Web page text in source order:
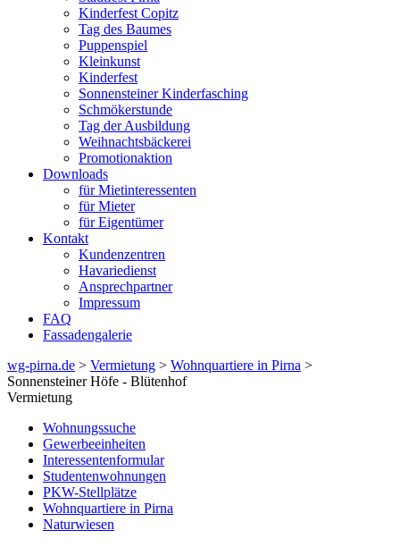
Kinderfest Copitz
Tag des Baumes
Puppenspiel
Kleinkunst
Kinderfest
Sonnensteiner Kinderfasching
Schmökerstunde
Tag der Ausbildung
Weihnachtsbäckerei
Promotionaktion
Downloads
für Mietinteressenten
für Mieter
für Eigentümer
Kontakt
Kundenzentren
Havariedienst
Ansprechpartner
Impressum
FAQ
Fassadengalerie
wg-pirna.de > Vermietung > Wohnquartiere in Pirna >
Sonnensteiner Höfe - Blütenhof
Vermietung
Wohnungssuche
Gewerbeeinheiten
Interessentenformular
Studentenwohnungen
PKW-Stellplätze
Wohnquartiere in Pirna
Naturwiesen